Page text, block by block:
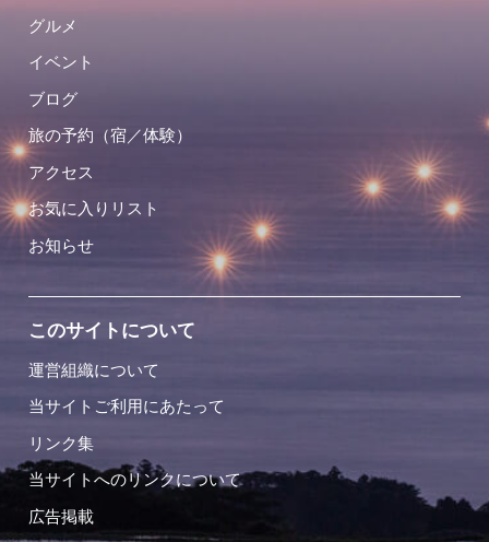
グルメ
イベント
ブログ
旅の予約（宿／体験）
アクセス
お気に入りリスト
お知らせ
このサイトについて
運営組織について
当サイトご利用にあたって
リンク集
当サイトへのリンクについて
広告掲載